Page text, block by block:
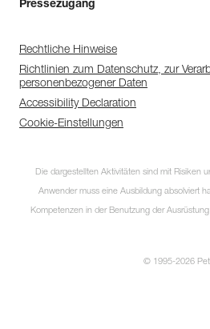
Pressezugang
Rechtliche Hinweise
Richtlinien zum Datenschutz, zur
personenbezogener Daten
Accessibility Declaration
Cookie-Einstellungen
Die dargestellten Aktivitäten sind mit Risiken
Anwender muss eine Ausbildung absolviert
Kompetenzen in der Benutzung der
© 1995-2026